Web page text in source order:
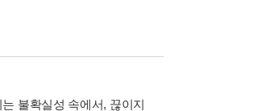
불확실성 속에서, 끊이지